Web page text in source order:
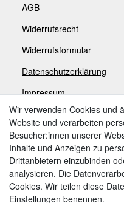
AGB
Widerrufsrecht
Widerrufsformular
Datenschutzerklärung
Impressum
Zahlungsarten
Weitere Zahlungsarten:
Wir verwenden Cookies und
Website und verarbeiten
Besucher:innen unserer
Inhalte und Anzeigen zu
Drittanbietern einzubinden
analysieren. Die
Cookies. Wir teilen diese
Einstellungen benennen.